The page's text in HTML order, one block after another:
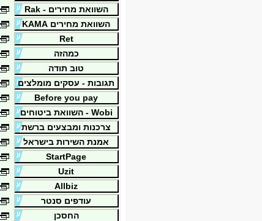
השוואת מחירים - Rak
השוואת מחירים KAMA
Ret
כמהזה
טוב תודה
תגובות - עסקים מומלצים
Before you pay
Wobi - השוואת ביטוחים
צרכנות ומבצעים ברשת
אמנת השירות בישראל
StartPage
Uzit
Allbiz
עודפים סנטר
החסכן